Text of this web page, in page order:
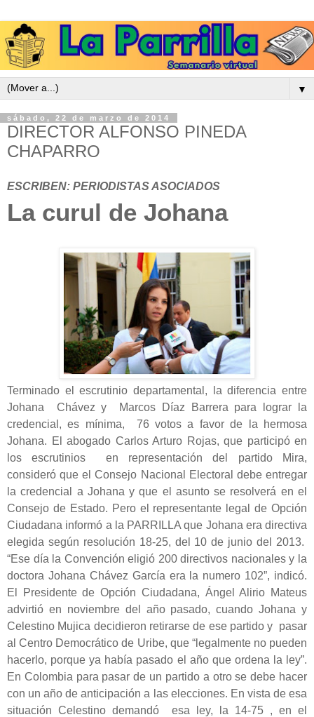
▼
sábado, 22 de marzo de 2014
DIRECTOR ALFONSO PINEDA
CHAPARRO
ESCRIBEN: PERIODISTAS ASOCIADOS
La curul de Johana
Terminado el escrutinio departamental, la diferencia entre
Johana Chávez y Marcos Díaz Barrera para lograr la
credencial, es mínima, 76 votos a favor de la hermosa
Johana. El abogado Carlos Arturo Rojas, que participó en
los escrutinios en representación del partido Mira,
consideró que el Consejo Nacional Electoral debe entregar
la credencial a Johana y que el asunto se resolverá en el
Consejo de Estado. Pero el representante legal de Opción
Ciudadana informó a la PARRILLA que Johana era directiva
elegida según resolución 18-25, del 10 de junio del 2013.
“Ese día la Convención eligió 200 directivos nacionales y la
doctora Johana Chávez García era la numero 102”, indicó.
El Presidente de Opción Ciudadana, Ángel Alirio Mateus
advirtió en noviembre del año pasado, cuando Johana y
Celestino Mujica decidieron retirarse de ese partido y pasar
al Centro Democrático de Uribe, que “legalmente no pueden
hacerlo, porque ya había pasado el año que ordena la ley”.
En Colombia para pasar de un partido a otro se debe hacer
con un año de anticipación a las elecciones. En vista de esa
situación Celestino demandó esa ley, la 14-75 , en el